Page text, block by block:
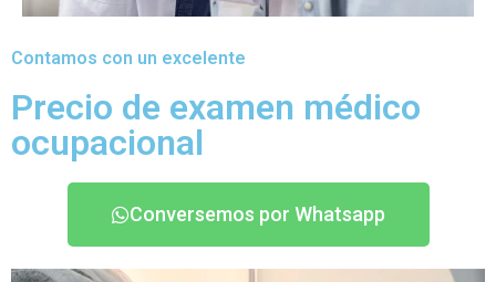
Contamos con un excelente
Precio de examen médico
ocupacional
Conversemos por Whatsapp